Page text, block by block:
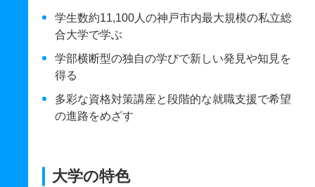
学生数約11,100人の神戸市内最大規模の私立総
合大学で学ぶ
学部横断型の独自の学びで新しい発見や知見を
得る
多彩な資格対策講座と段階的な就職支援で希望
の進路をめざす
大学の特色